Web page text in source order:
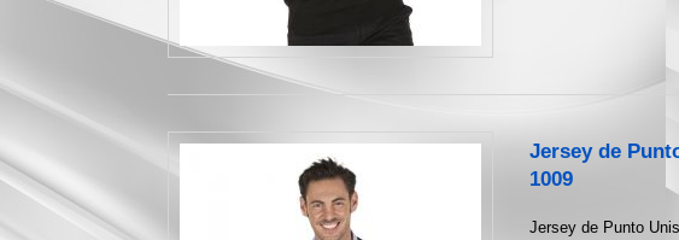
Jersey de
1009
Jersey de Punto